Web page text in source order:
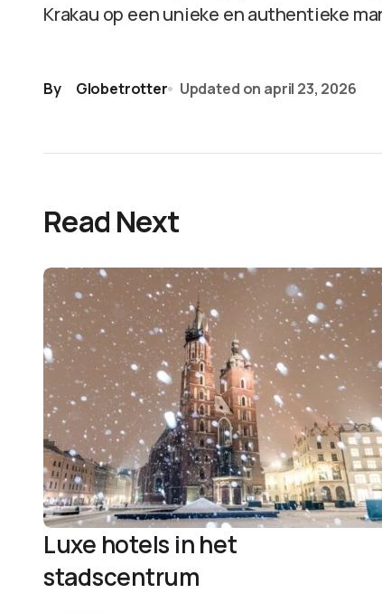
Krakau op een unieke en authentieke
By Globetrotter Updated on april 23, 2026
Read Next
Luxe hotels in het
stadscentrum